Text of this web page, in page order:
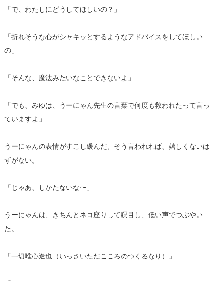
「で、わたしにどうしてほしいの？」
「折れそうな心がシャキッとするようなアドバイスをしてほしい
の」
「そんな、魔法みたいなことできないよ」
「でも、みゆは、うーにゃん先生の言葉で何度も救われたって言っ
ていますよ」
うーにゃんの表情がすこし緩んだ。そう言われれば、嬉しくないは
ずがない。
「じゃあ、しかたないな〜」
うーにゃんは、きちんとネコ座りして瞑目し、低い声でつぶやい
た。
「一切唯心造也（いっさいただこころのつくるなり）」